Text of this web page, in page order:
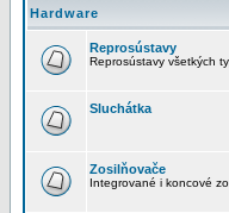
Hardware
Reprosústavy
Reprosústavy všetkých
Sluchátka
Zosilňovače
Integrované i koncové